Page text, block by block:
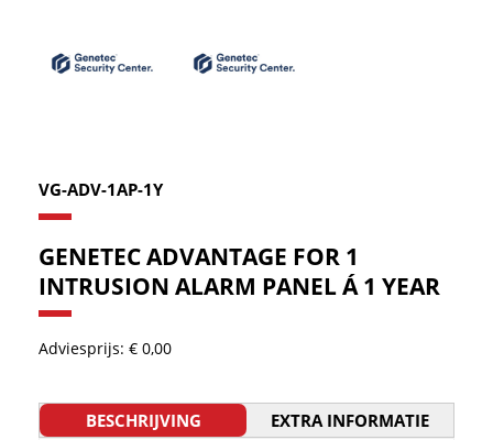
VG-ADV-1AP-1Y
GENETEC ADVANTAGE FOR 1
INTRUSION ALARM PANEL Á 1 YEAR
Adviesprijs: € 0,00
BESCHRIJVING EXTRA INFORMATIE